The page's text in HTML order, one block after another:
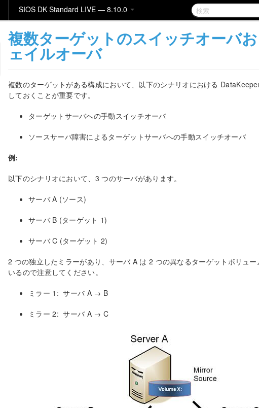
SIOS DK Standard LIVE — 8.10.0
複数ターゲットのスイッチオーバ
ェイルオーバ
複数のターゲットがある構成において、以下のシナリオにおける
しておくことが重要です。
ターゲットサーバへの手動スイッチオーバ
ソースサーバ障害によるターゲットサーバへの手動スイッチオーバ
例:
以下のシナリオにおいて、3 つのサーバがあります。
サーバ A (ソース)
サーバ B (ターゲット 1)
サーバ C (ターゲット 2)
2 つの独立したミラーがあり、サーバ A は 2 つの異なるターゲットボリュ
いるので注意してください。
ミラー 1: サーバ A → B
ミラー 2: サーバ A → C